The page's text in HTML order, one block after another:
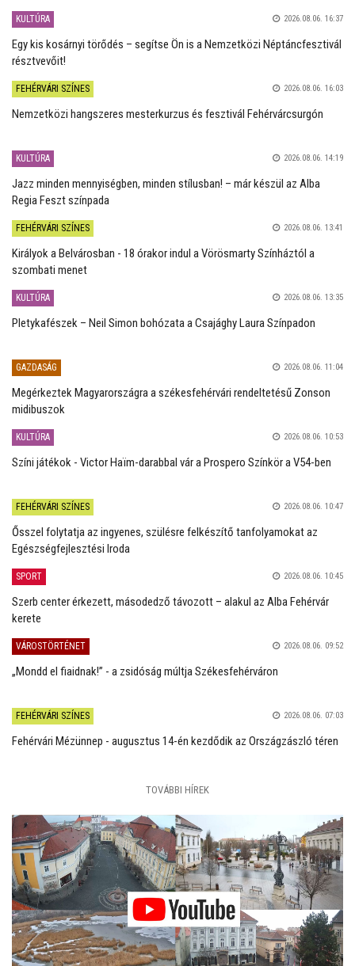
KULTÚRA 2026.08.06. 16:37
Egy kis kosárnyi törődés – segítse Ön is a Nemzetközi Néptáncfesztivál
résztvevőit!
FEHÉRVÁRI SZÍNES 2026.08.06. 16:03
Nemzetközi hangszeres mesterkurzus és fesztivál Fehérvárcsurgón
KULTÚRA 2026.08.06. 14:19
Jazz minden mennyiségben, minden stílusban! – már készül az Alba
Regia Feszt színpada
FEHÉRVÁRI SZÍNES 2026.08.06. 13:41
Királyok a Belvárosban - 18 órakor indul a Vörösmarty Színháztól a
szombati menet
KULTÚRA 2026.08.06. 13:35
Pletykafészek – Neil Simon bohózata a Csajághy Laura Színpadon
GAZDASÁG 2026.08.06. 11:04
Megérkeztek Magyarországra a székesfehérvári rendeltetésű Zonson
midibuszok
KULTÚRA 2026.08.06. 10:53
Színi játékok - Victor Haïm-darabbal vár a Prospero Színkör a V54-ben
FEHÉRVÁRI SZÍNES 2026.08.06. 10:47
Ősszel folytatja az ingyenes, szülésre felkészítő tanfolyamokat az
Egészségfejlesztési Iroda
SPORT 2026.08.06. 10:45
Szerb center érkezett, másodedző távozott – alakul az Alba Fehérvár
kerete
VÁROSTÖRTÉNET 2026.08.06. 09:52
„Mondd el fiaidnak!” - a zsidóság múltja Székesfehérváron
FEHÉRVÁRI SZÍNES 2026.08.06. 07:03
Fehérvári Mézünnep - augusztus 14-én kezdődik az Országzászló téren
TOVÁBBI HÍREK